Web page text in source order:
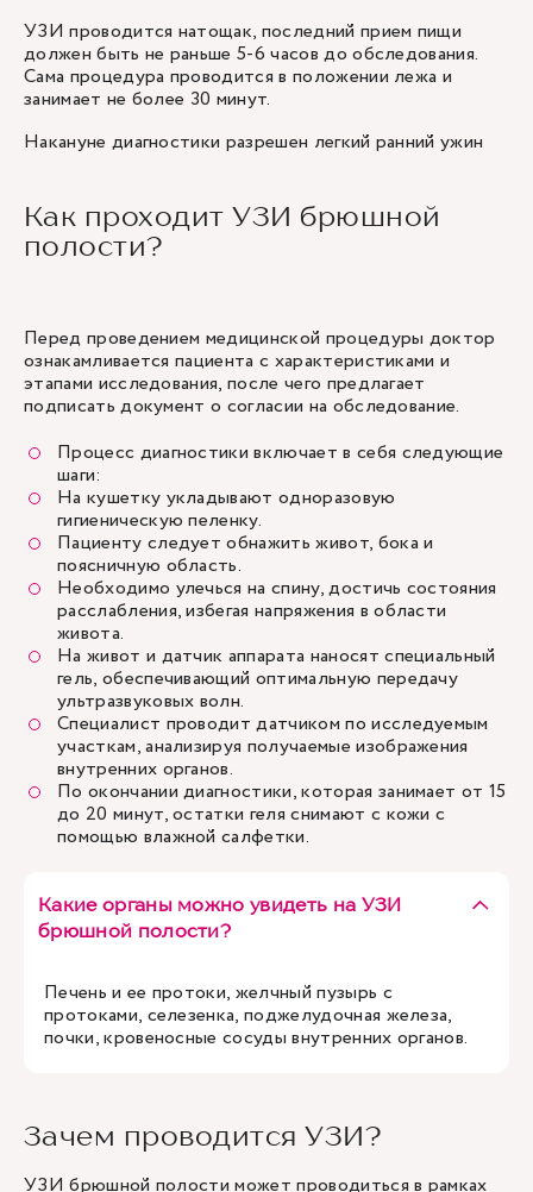
УЗИ проводится натощак, последний прием пищи
должен быть не раньше 5-6 часов до обследования.
Сама процедура проводится в положении лежа и
занимает не более 30 минут.
Накануне диагностики разрешен легкий ранний ужин
Как проходит УЗИ брюшной
полости?
Перед проведением медицинской процедуры доктор
ознакамливается пациента с характеристиками и
этапами исследования, после чего предлагает
подписать документ о согласии на обследование.
Процесс диагностики включает в себя следующие
шаги:
На кушетку укладывают одноразовую
гигиеническую пеленку.
Пациенту следует обнажить живот, бока и
поясничную область.
Необходимо улечься на спину, достичь состояния
расслабления, избегая напряжения в области
живота.
На живот и датчик аппарата наносят специальный
гель, обеспечивающий оптимальную передачу
ультразвуковых волн.
Специалист проводит датчиком по исследуемым
участкам, анализируя получаемые изображения
внутренних органов.
По окончании диагностики, которая занимает от 15
до 20 минут, остатки геля снимают с кожи с
помощью влажной салфетки.
Какие органы можно увидеть на УЗИ
брюшной полости?
Печень и ее протоки, желчный пузырь с
протоками, селезенка, поджелудочная железа,
почки, кровеносные сосуды внутренних органов.
Зачем проводится УЗИ?
УЗИ брюшной полости может проводиться в рамках